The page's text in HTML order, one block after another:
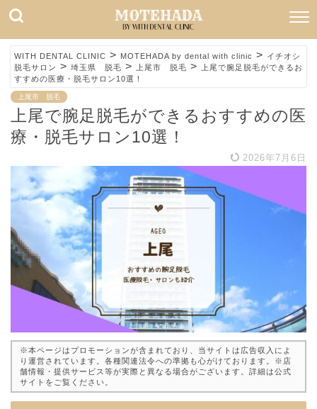
WITH DENTAL CLINIC > MOTEHADA by dental with clinic > イチオシ
脱毛サロン > 埼玉県 脱毛 > 上尾市 脱毛 >
上尾で腕足脱毛ができるお
すすめの医療・脱毛サロン10選！
上尾市 脱毛
上尾で腕足脱毛ができるおすすめの医
療・脱毛サロン10選！
2026年7月6日
※本ページはプロモーションが含まれており、当サイトは広告収入によ
り運営されています。各種関連法令への準拠も心がけております。※店
舗情報・提供サービス等が実際と異なる場合がございます。詳細は公式
サイトをご覧ください。